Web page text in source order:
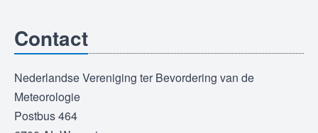
Contact
Nederlandse Vereniging ter Bevordering van de
Meteorologie
Postbus 464